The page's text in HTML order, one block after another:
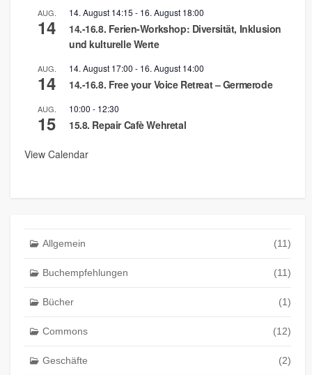
AUG.
14
14. August 14:15 - 16. August 18:00
14.-16.8. Ferien-Workshop: Diversität, Inklusion
und kulturelle Werte
AUG.
14
14. August 17:00 - 16. August 14:00
14.-16.8. Free your Voice Retreat – Germerode
AUG.
15
10:00 - 12:30
15.8. Repair Cafè Wehretal
View Calendar
Allgemein (11)
Buchempfehlungen (11)
Bücher (1)
Commons (12)
Geschäfte (2)